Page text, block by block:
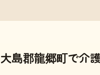
大島郡龍郷町で介